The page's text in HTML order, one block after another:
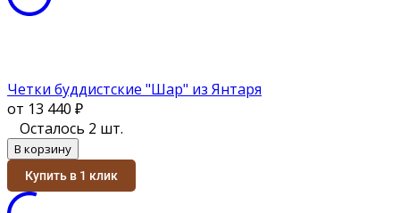
Четки буддистские "Шар" из Янтаря
от 13 440 ₽
Осталось 2 шт.
В корзину
Купить в 1 клик